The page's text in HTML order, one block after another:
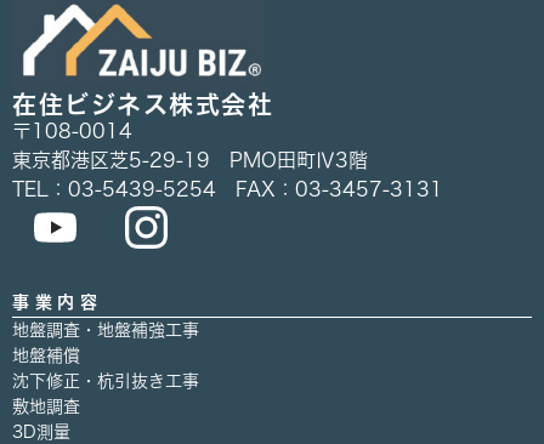
在住ビジネス株式会社
〒108-0014
東京都港区芝5-29-19 PMO田町Ⅳ3階
TEL：03-5439-5254 FAX：03-3457-3131
事業内容
地盤調査・地盤補強工事
地盤補償
沈下修正・杭引抜き工事
敷地調査
3D測量